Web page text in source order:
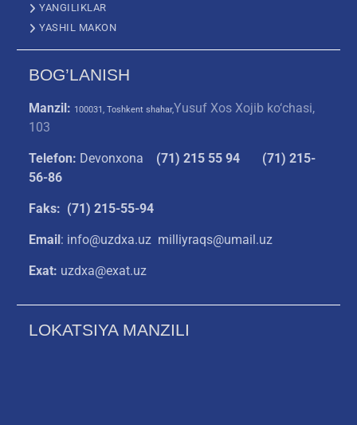
YANGILIKLAR
YASHIL MAKON
BOG’LANISH
Manzil: 100031, Toshkent shahar,Yusuf Xos Xojib ko‘chasi,
103
Telefon: Devonxona (71) 215 55 94
(71) 215-
56-86
Faks: (71) 215-55-94
Email: info@uzdxa.uz milliyraqs@umail.uz
Exat: uzdxa@exat.uz
LOKATSIYA MANZILI